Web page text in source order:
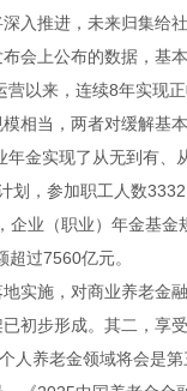
入推进，未来归集给
会上公布的数据，基
以来，连续8年实现
当，两者对缓解基
金实现了从无到有
划，参加职工人数
业（职业）年金基
过7560亿元。
施，对商业养老金
初步形成。其二，享
人养老金领域将会是